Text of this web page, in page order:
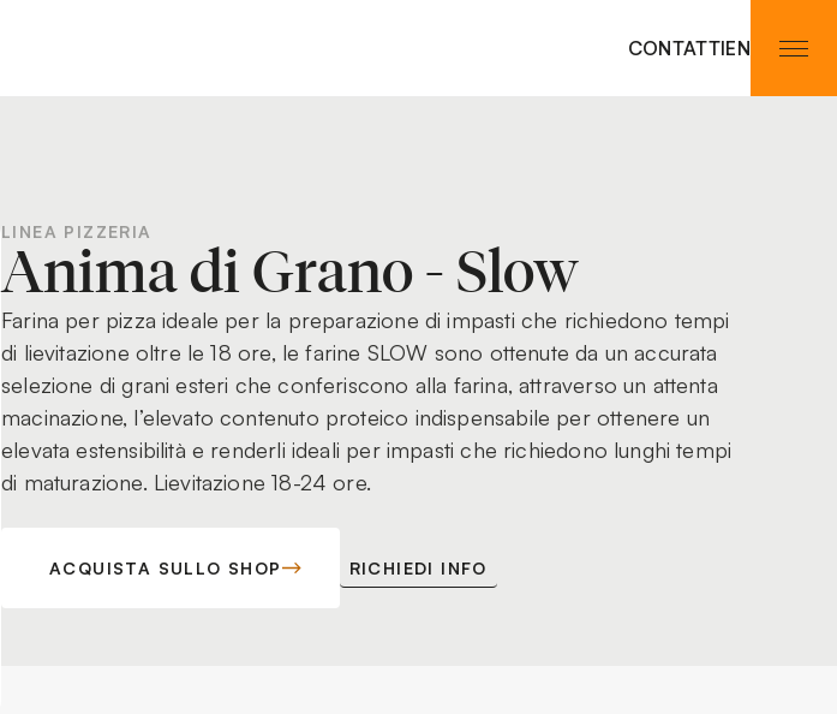
CONTATTIEN
LINEA PIZZERIA
Anima di Grano - Slow
Farina per pizza ideale per la preparazione di impasti che richiedono tempi
di lievitazione oltre le 18 ore, le farine SLOW sono ottenute da un accurata
selezione di grani esteri che conferiscono alla farina, attraverso un attenta
macinazione, l’elevato contenuto proteico indispensabile per ottenere un
elevata estensibilità e renderli ideali per impasti che richiedono lunghi tempi
di maturazione. Lievitazione 18-24 ore.
ACQUISTA SULLO SHOP RICHIEDI INFO